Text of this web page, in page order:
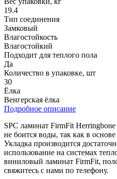
19.4
Тип соединения
Замковый
Влагостойкость
Влагостойкий
Подходит для теплого пола
Да
Количество в упаковке, шт
30
Ёлка
Венгерская ёлка
Подробное описание
SPC ламинат FirmFit
не боится воды, так как в
Укладка производится
использование на системах
виниловый ламинат FirmFit,
свяжитесь с нами по телефону.